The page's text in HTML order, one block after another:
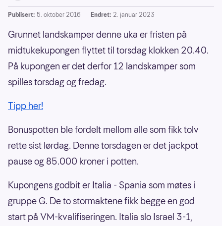
Publisert: 5. oktober 2016 Endret: 2. januar 2023
Grunnet landskamper denne uka er fristen på
midtukekupongen flyttet til torsdag klokken 20.40.
På kupongen er det derfor 12 landskamper som
spilles torsdag og fredag.
Tipp her!
Bonuspotten ble fordelt mellom alle som fikk tolv
rette sist lørdag. Denne torsdagen er det jackpot
pause og 85.000 kroner i potten.
Kupongens godbit er Italia - Spania som møtes i
gruppe G. De to stormaktene fikk begge en god
start på VM-kvalifiseringen. Italia slo Israel 3-1,